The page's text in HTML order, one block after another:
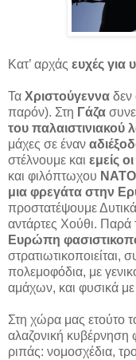
Κατ’ αρχάς ευχές για
Τα Χριστούγεννα δεν
παρόν). Στη Γάζα
του παλαιστινιακού
μάχες σε έναν
στέλνουμε και εμείς
και φιλόπτωχου ΝΑΤΟ
μια φρεγάτα στην
προστατέψουμε
αντάρτες Χούθι. Παρά
Ευρώπη
στρατιωτικοποιείται,
πολεμοφόδια, με
αμάχων, και φυσικά
Στη χώρα μας ετούτο
αλαζονική κυβέρνηση
ριπάς: νομοσχέδια,